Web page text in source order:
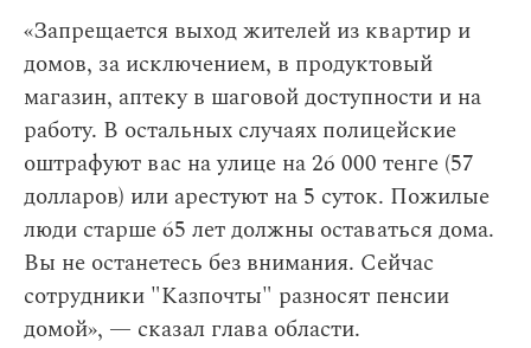
«Запрещается выход жителей из квартир и
домов, за исключением, в продуктовый
магазин, аптеку в шаговой доступности и на
работу. В остальных случаях полицейские
оштрафуют вас на улице на 26 000 тенге (57
долларов) или арестуют на 5 суток. Пожилые
люди старше 65 лет должны оставаться дома.
Вы не останетесь без внимания. Сейчас
сотрудники "Казпочты" разносят пенсии
домой», — сказал глава области.